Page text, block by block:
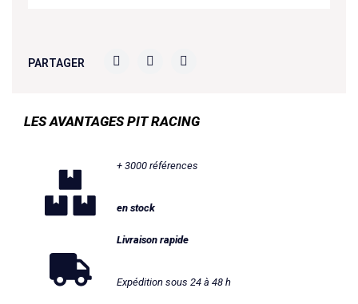
PARTAGER
LES AVANTAGES PIT RACING
+ 3000 références
en stock
Livraison rapide
Expédition sous 24 à 48 h